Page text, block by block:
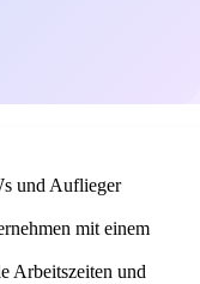
und Auflieger
mit einem
Arbeitszeiten und